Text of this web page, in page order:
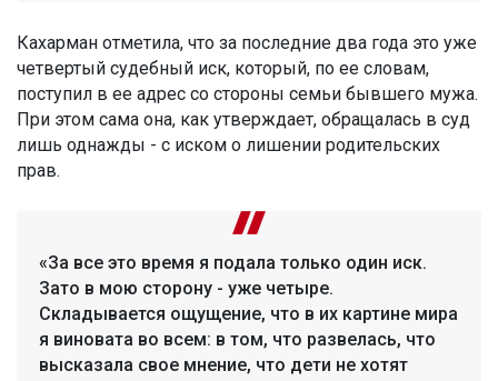
Кахарман отметила, что за последние два года это уже
четвертый судебный иск, который, по ее словам,
поступил в ее адрес со стороны семьи бывшего мужа.
При этом сама она, как утверждает, обращалась в суд
лишь однажды - с иском о лишении родительских
прав.
«За все это время я подала только один иск.
Зато в мою сторону - уже четыре.
Складывается ощущение, что в их картине мира
я виновата во всем: в том, что развелась, что
высказала свое мнение, что дети не хотят